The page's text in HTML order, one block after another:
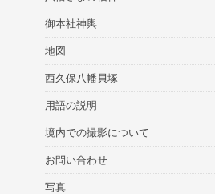
御本社神輿
地図
西久保八幡貝塚
用語の説明
境内での撮影について
お問い合わせ
写真